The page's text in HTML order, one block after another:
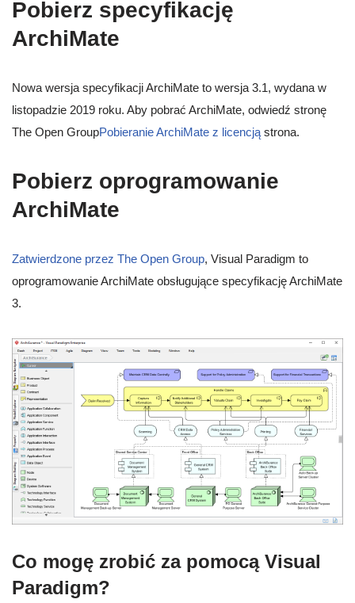
Pobierz specyfikację
ArchiMate
Nowa wersja specyfikacji ArchiMate to wersja 3.1, wydana w
listopadzie 2019 roku. Aby pobrać ArchiMate, odwiedź stronę
The Open GroupPobieranie ArchiMate z licencją strona.
Pobierz oprogramowanie
ArchiMate
Zatwierdzone przez The Open Group, Visual Paradigm to
oprogramowanie ArchiMate obsługujące specyfikację ArchiMate
3.
Co mogę zrobić za pomocą Visual
Paradigm?